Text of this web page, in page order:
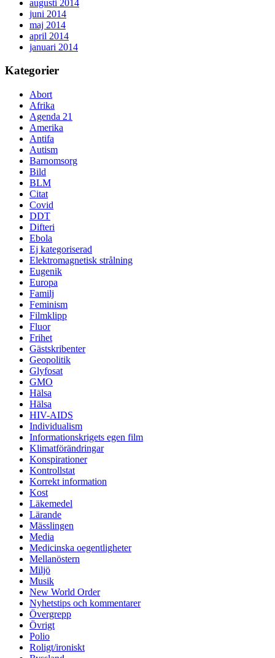
augusti 2014
juni 2014
maj 2014
april 2014
januari 2014
Kategorier
Abort
Afrika
Agenda 21
Amerika
Antifa
Autism
Barnomsorg
Bild
BLM
Citat
Covid
DDT
Difteri
Ebola
Ej kategoriserad
Elektromagnetisk strålning
Eugenik
Europa
Familj
Feminism
Filmklipp
Fluor
Frihet
Gästskribenter
Geopolitik
Glyfosat
GMO
Hälsa
Hälsa
HIV-AIDS
Individualism
Informationskrigets egen film
Klimatförändringar
Konspirationer
Kontrollstat
Korrekt information
Kost
Läkemedel
Lärande
Mässlingen
Media
Medicinska oegentligheter
Mellanöstern
Miljö
Musik
New World Order
Nyhetstips och kommentarer
Övergrepp
Övrigt
Polio
Roligt/ironiskt